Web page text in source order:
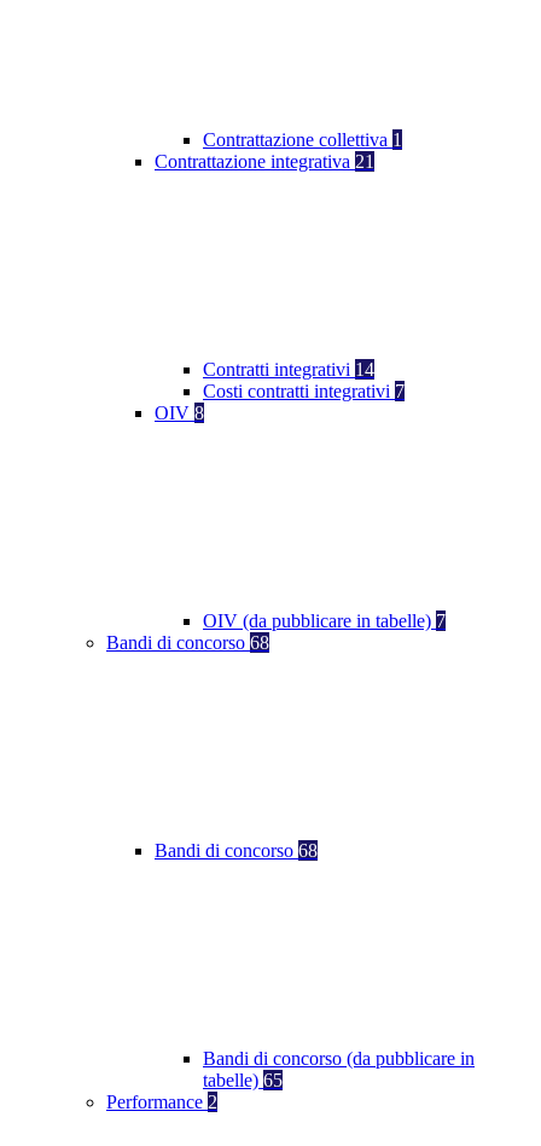
Contrattazione collettiva 1
Contrattazione integrativa 21
Contratti integrativi 14
Costi contratti integrativi 7
OIV 8
OIV (da pubblicare in tabelle) 7
Bandi di concorso 68
Bandi di concorso 68
Bandi di concorso (da pubblicare in
tabelle) 65
Performance 2